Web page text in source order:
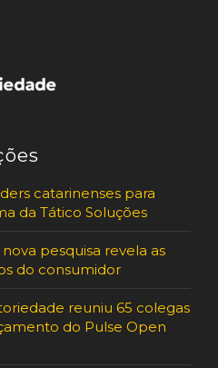
catarinenses para
da Tático Soluções
pesquisa revela as
do consumidor
reuniu 65 colegas
do Pulse Open